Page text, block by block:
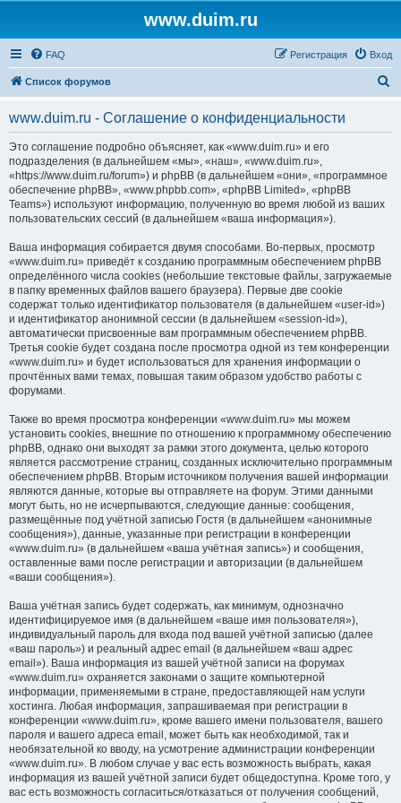
www.duim.ru
FAQ Вход
Регистрация
Список форумов
www.duim.ru - Соглашение о конфиденциальности
Это соглашение подробно объясняет, как «www.duim.ru» и его
подразделения (в дальнейшем «мы», «наш», «www.duim.ru»,
«https://www.duim.ru/forum») и phpBB (в дальнейшем «они», «программное
обеспечение phpBB», «www.phpbb.com», «phpBB Limited», «phpBB
Teams») используют информацию, полученную во время любой из ваших
пользовательских сессий (в дальнейшем «ваша информация»).
Ваша информация собирается двумя способами. Во-первых, просмотр
«www.duim.ru» приведёт к созданию программным обеспечением phpBB
определённого числа cookies (небольшие текстовые файлы, загружаемые
в папку временных файлов вашего браузера). Первые две cookie
содержат только идентификатор пользователя (в дальнейшем «user-id»)
и идентификатор анонимной сессии (в дальнейшем «session-id»),
автоматически присвоенные вам программным обеспечением phpBB.
Третья cookie будет создана после просмотра одной из тем конференции
«www.duim.ru» и будет использоваться для хранения информации о
прочтённых вами темах, повышая таким образом удобство работы с
форумами.
Также во время просмотра конференции «www.duim.ru» мы можем
установить cookies, внешние по отношению к программному обеспечению
phpBB, однако они выходят за рамки этого документа, целью которого
является рассмотрение страниц, созданных исключительно программным
обеспечением phpBB. Вторым источником получения вашей информации
являются данные, которые вы отправляете на форум. Этими данными
могут быть, но не исчерпываются, следующие данные: сообщения,
размещённые под учётной записью Гостя (в дальнейшем «анонимные
сообщения»), данные, указанные при регистрации в конференции
«www.duim.ru» (в дальнейшем «ваша учётная запись») и сообщения,
оставленные вами после регистрации и авторизации (в дальнейшем
«ваши сообщения»).
Ваша учётная запись будет содержать, как минимум, однозначно
идентифицируемое имя (в дальнейшем «ваше имя пользователя»),
индивидуальный пароль для входа под вашей учётной записью (далее
«ваш пароль») и реальный адрес email (в дальнейшем «ваш адрес
email»). Ваша информация из вашей учётной записи на форумах
«www.duim.ru» охраняется законами о защите компьютерной
информации, применяемыми в стране, предоставляющей нам услуги
хостинга. Любая информация, запрашиваемая при регистрации в
конференции «www.duim.ru», кроме вашего имени пользователя, вашего
пароля и вашего адреса email, может быть как необходимой, так и
необязательной ко вводу, на усмотрение администрации конференции
«www.duim.ru». В любом случае у вас есть возможность выбрать, какая
информация из вашей учётной записи будет общедоступна. Кроме того, у
вас есть возможность согласиться/отказаться от получения сообщений,